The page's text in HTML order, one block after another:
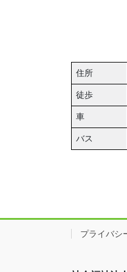
住所
徒歩
車
バス
プライバシ